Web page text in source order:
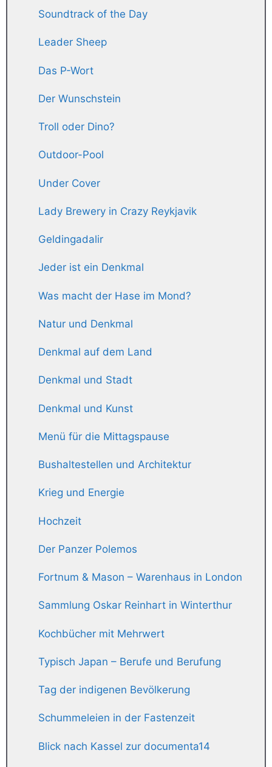
Soundtrack of the Day
Leader Sheep
Das P-Wort
Der Wunschstein
Troll oder Dino?
Outdoor-Pool
Under Cover
Lady Brewery in Crazy Reykjavik
Geldingadalir
Jeder ist ein Denkmal
Was macht der Hase im Mond?
Natur und Denkmal
Denkmal auf dem Land
Denkmal und Stadt
Denkmal und Kunst
Menü für die Mittagspause
Bushaltestellen und Architektur
Krieg und Energie
Hochzeit
Der Panzer Polemos
Fortnum & Mason – Warenhaus in London
Sammlung Oskar Reinhart in Winterthur
Kochbücher mit Mehrwert
Typisch Japan – Berufe und Berufung
Tag der indigenen Bevölkerung
Schummeleien in der Fastenzeit
Blick nach Kassel zur documenta14